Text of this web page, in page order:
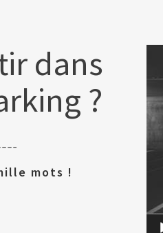
dans
?
mots !